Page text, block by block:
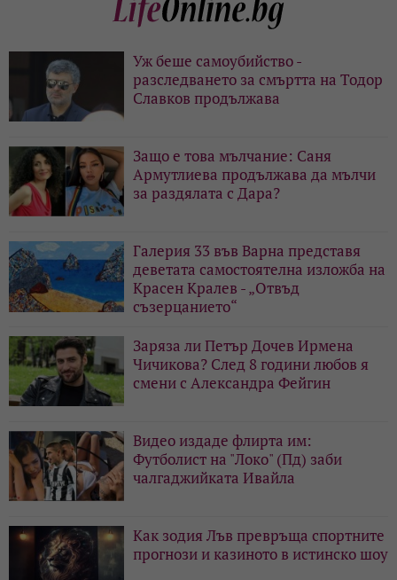
Уж беше самоубийство -
разследването за смъртта на Тодор
Славков продължава
Защо е това мълчание: Саня
Армутлиева продължава да мълчи
за раздялата с Дара?
Галерия 33 във Варна представя
деветата самостоятелна изложба на
Красен Кралев - „Отвъд
съзерцанието“
Заряза ли Петър Дочев Ирмена
Чичикова? След 8 години любов я
смени с Александра Фейгин
Видео издаде флирта им:
Футболист на "Локо" (Пд) заби
чалгаджийката Ивайла
Как зодия Лъв превръща спортните
прогнози и казиното в истинско шоу